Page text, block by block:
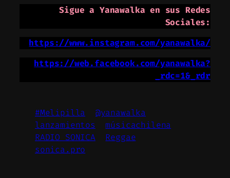
Sigue a Yanawalka en sus Redes
Sociales:
https://www.instagram.com/yanawalka/
https://web.facebook.com/yanawalka?
_rdc=1&_rdr
#Melipilla
@yanawalka
lanzamientos
músicachilena
RADIO SONICA
Reggae
sonica.pro